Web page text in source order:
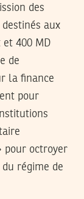
des
aux
et 400 MD
de
la finance
pour
pour octroyer
régime de